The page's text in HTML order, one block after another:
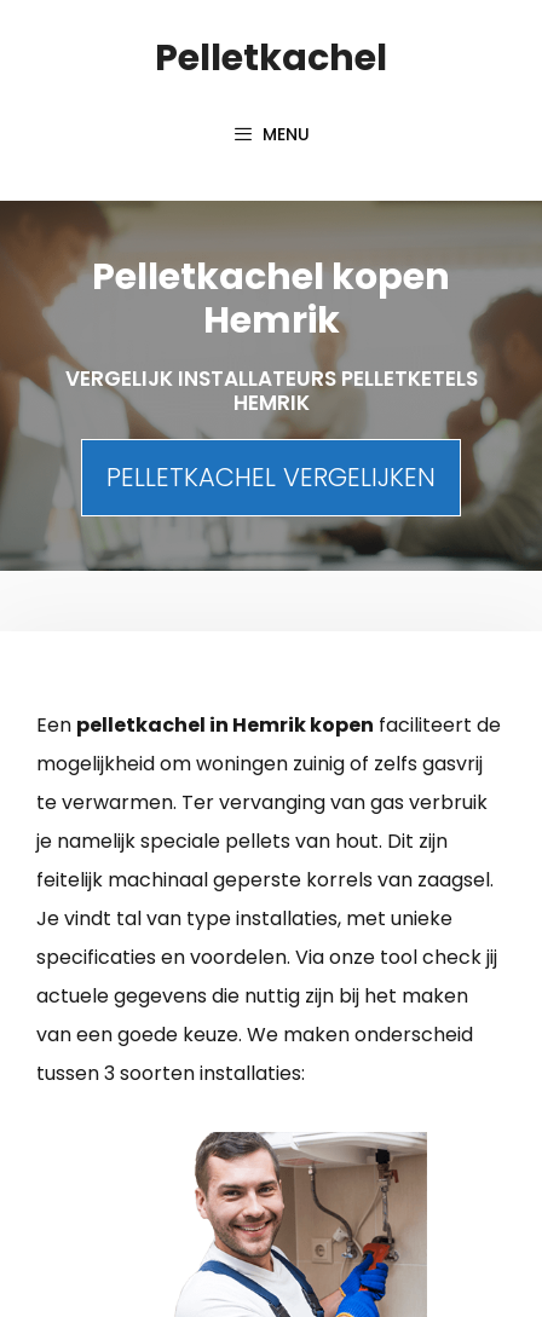
Pelletkachel
MENU
Pelletkachel kopen
Hemrik
VERGELIJK INSTALLATEURS PELLETKETELS
HEMRIK
PELLETKACHEL VERGELIJKEN
Een pelletkachel in Hemrik kopen faciliteert de
mogelijkheid om woningen zuinig of zelfs gasvrij
te verwarmen. Ter vervanging van gas verbruik
je namelijk speciale pellets van hout. Dit zijn
feitelijk machinaal geperste korrels van zaagsel.
Je vindt tal van type installaties, met unieke
specificaties en voordelen. Via onze tool check jij
actuele gegevens die nuttig zijn bij het maken
van een goede keuze. We maken onderscheid
tussen 3 soorten installaties: